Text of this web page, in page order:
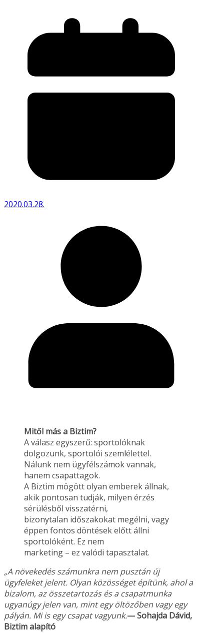
2020.03.28.
Mitől más a Biztim?
A válasz egyszerű: sportolóknak
dolgozunk, sportolói szemlélettel.
Nálunk nem ügyfélszámok vannak,
hanem csapattagok.
A Biztim mögött olyan emberek állnak,
akik pontosan tudják, milyen érzés
sérülésből visszatérni,
bizonytalan időszakokat megélni, vagy
éppen fontos döntések előtt állni
sportolóként. Ez nem
marketing – ez valódi tapasztalat.
„A növekedés számunkra nem pusztán új
ügyfeleket jelent. Olyan közösséget építünk, ahol a
bizalom, az összetartozás és a csapatmunka
ugyanúgy jelen van, mint egy öltözőben vagy egy
pályán. Mi is egy csapat vagyunk.— Sohajda Dávid,
Biztim alapító